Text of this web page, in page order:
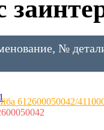
№
612600050042/